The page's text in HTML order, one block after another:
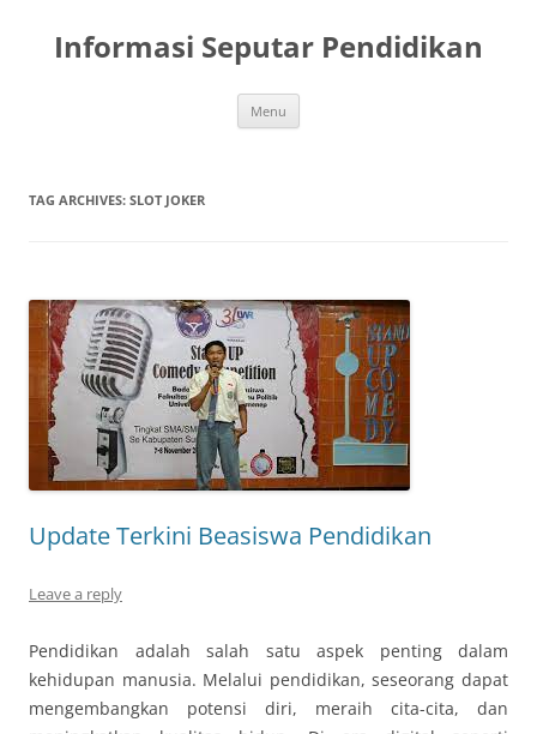
content
Informasi Seputar Pendidikan
Menu
TAG ARCHIVES: SLOT JOKER
Update Terkini Beasiswa Pendidikan
Leave a reply
Pendidikan adalah salah satu aspek penting dalam
kehidupan manusia. Melalui pendidikan, seseorang dapat
mengembangkan potensi diri, meraih cita-cita, dan